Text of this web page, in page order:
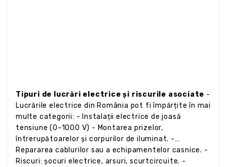
Tipuri de lucrări electrice și riscurile asociate -
Lucrările electrice din România pot fi împărțite în mai
multe categorii: - Instalații electrice de joasă
tensiune (0–1000 V) - Montarea prizelor,
întrerupătoarelor și corpurilor de iluminat. -
Repararea cablurilor sau a echipamentelor casnice. -
Riscuri: șocuri electrice, arsuri, scurtcircuite. -